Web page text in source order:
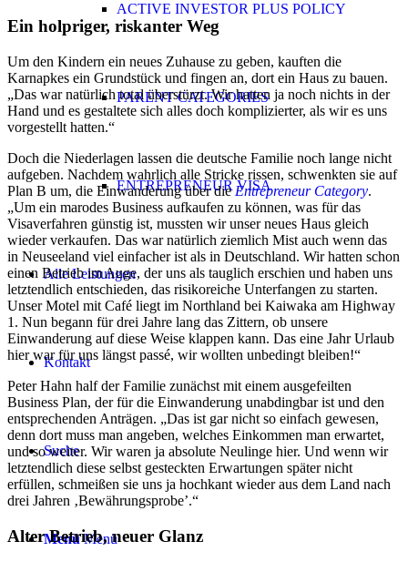
ACTIVE INVESTOR PLUS POLICY
PARENT CATEGORIES
ENTREPRENEUR VISA
Alle Leistungen
Kontakt
Suche
Menü Menü
Ein holpriger, riskanter Weg
Um den Kindern ein neues Zuhause zu geben, kauften die
Karnapkes ein Grundstück und fingen an, dort ein Haus zu bauen.
„Das war natürlich total überstürzt. Wir hatten ja noch nichts in der
Hand und es gestaltete sich alles doch komplizierter, als wir es uns
vorgestellt hatten.“
Doch die Niederlagen lassen die deutsche Familie noch lange nicht
aufgeben. Nachdem wahrlich alle Stricke rissen, schwenkten sie auf
Plan B um, die Einwanderung über dieEntrepreneur Category.
„Um ein marodes Business aufkaufen zu können, was für das
Visaverfahren günstig ist, mussten wir unser neues Haus gleich
wieder verkaufen. Das war natürlich ziemlich Mist auch wenn das
in Neuseeland viel einfacher ist als in Deutschland. Wir hatten schon
einen Betrieb im Auge, der uns als tauglich erschien und haben uns
letztendlich entschieden, das risikoreiche Unterfangen zu starten.
Unser Motel mit Café liegt im Northland bei Kaiwaka am Highway
1. Nun begann für drei Jahre lang das Zittern, ob unsere
Einwanderung auf diese Weise klappen kann. Das eine Jahr Urlaub
hier war für uns längst passé, wir wollten unbedingt bleiben!“
Peter Hahn half der Familie zunächst mit einem ausgefeilten
Business Plan, der für die Einwanderung unabdingbar ist und den
entsprechenden Anträgen. „Das ist gar nicht so einfach gewesen,
denn dort muss man angeben, welches Einkommen man erwartet,
und so weiter. Wir waren ja absolute Neulinge hier. Und wenn wir
letztendlich diese selbst gesteckten Erwartungen später nicht
erfüllen, schmeißen sie uns ja hochkant wieder aus dem Land nach
drei Jahren ‚Bewährungsprobe’.“
Alter Betrieb, neuer Glanz